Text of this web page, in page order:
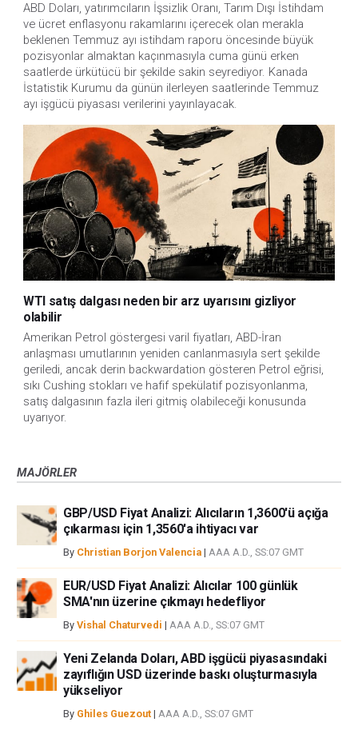
ABD Doları, yatırımcıların İşsizlik Oranı, Tarım Dışı İstihdam
ve ücret enflasyonu rakamlarını içerecek olan merakla
beklenen Temmuz ayı istihdam raporu öncesinde büyük
pozisyonlar almaktan kaçınmasıyla cuma günü erken
saatlerde ürkütücü bir şekilde sakin seyrediyor. Kanada
İstatistik Kurumu da günün ilerleyen saatlerinde Temmuz
ayı işgücü piyasası verilerini yayınlayacak.
WTI satış dalgası neden bir arz uyarısını gizliyor
olabilir
Amerikan Petrol göstergesi varil fiyatları, ABD-İran
anlaşması umutlarının yeniden canlanmasıyla sert şekilde
geriledi, ancak derin backwardation gösteren Petrol eğrisi,
sıkı Cushing stokları ve hafif spekülatif pozisyonlanma,
satış dalgasının fazla ileri gitmiş olabileceği konusunda
uyarıyor.
MAJÖRLER
GBP/USD Fiyat Analizi: Alıcıların 1,3600'ü açığa
çıkarması için 1,3560'a ihtiyacı var
By Christian Borjon Valencia | AAA A.D., SS:07 GMT
EUR/USD Fiyat Analizi: Alıcılar 100 günlük
SMA'nın üzerine çıkmayı hedefliyor
By Vishal Chaturvedi | AAA A.D., SS:07 GMT
Yeni Zelanda Doları, ABD işgücü piyasasındaki
zayıflığın USD üzerinde baskı oluşturmasıyla
yükseliyor
By Ghiles Guezout | AAA A.D., SS:07 GMT